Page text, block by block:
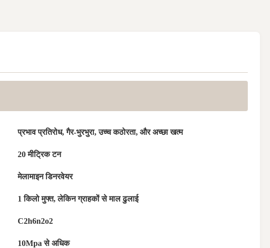
प्रभाव प्रतिरोध, गैर-भुरभुरा, उच्च कठोरता, और अच्छा खत्म
20 मीट्रिक टन
मेलामाइन डिनरवेयर
1 किलो मुफ्त, लेकिन ग्राहकों से माल ढुलाई
C2h6n2o2
10Mpa से अधिक